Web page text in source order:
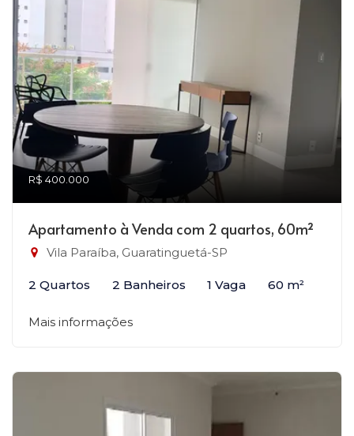
R$ 400.000
Apartamento à Venda com 2 quartos, 60m²
Vila Paraíba, Guaratinguetá-SP
2 Quartos 2 Banheiros 1 Vaga 60 m²
Mais informações